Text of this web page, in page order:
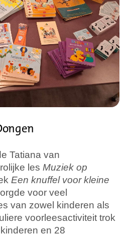
Tatiana van
les Muziek op
Een knuffel voor kleine
voor veel
van zowel kinderen als
voorleesactiviteit trok
en 28